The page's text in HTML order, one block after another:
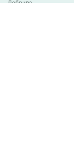
Добрива